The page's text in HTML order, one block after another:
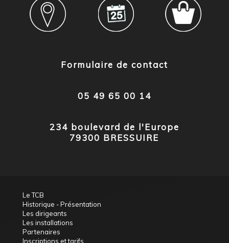
Formulaire de contact
05 49 65 00 14
234 boulevard de l'Europe
79300 BRESSUIRE
Le TCB
Historique - Présentation
Les dirigeants
Les installations
Partenaires
Inscriptions et tarifs